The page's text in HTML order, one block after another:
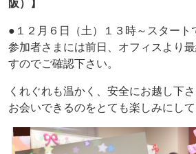
阪）】
●１２月６日（土）１３時～スタート
参加者さまには前日、オフィスより
すのでご確認下さい。
くれぐれも温かく、安全にお越し下さ
お会いできるのをとても楽しみにして